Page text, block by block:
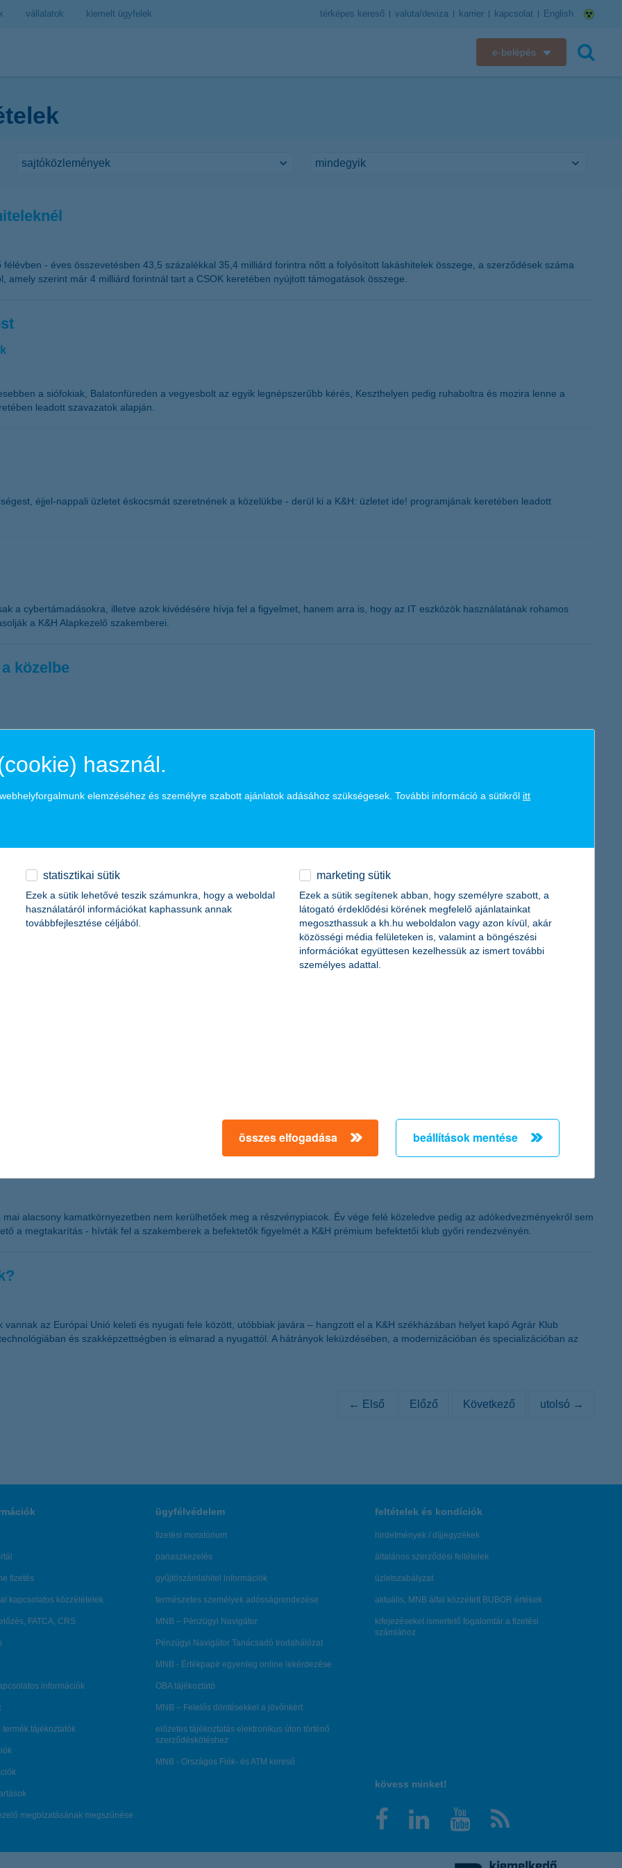
vállalatok kiemelt ügyfelek térképes kereső valuta/deviza karrier kapcsolat English
e-belépés
- éves összevetésben 43,5 százalékkal 35,4 milliárd forintra nőtt a folyósított lakáshitelek összege, a szerződések száma
szerint már 4 milliárd forintnál tart a CSOK keretében nyújtott támogatások összege.
a siófokiak, Balatonfüreden a vegyesbolt az egyik legnépszerűbb kérés, Keszthelyen pedig ruhaboltra és mozira lenne a
leadott szavazatok alapján.
éjjel-nappali üzletet éskocsmát szeretnének a közelükbe - derül ki a K&H: üzletet ide! programjának keretében leadott
a cybertámadásokra, illetve azok kivédésére hívja fel a figyelmet, hanem arra is, hogy az IT eszközök használatának rohamos
a K&H Alapkezelő szakemberei.
közelbe
abban bízik, hogy a hazai kis- és közepes vállalkozások inspirációt és támogatást kapnak vállalkozásuk továbbfejlesztéséhez.
a K&H
mellé?
központot a lakóhelyük mellé - derül ki a K&H: üzletet ide! programjának részeredményeiből. A területi eloszlás is roppant
alacsony kamatkörnyezetben nem kerülhetőek meg a részvénypiacok. Év vége felé közeledve pedig az adókedvezményekről sem
a megtakarítás - hívták fel a szakemberek a befektetők figyelmét a K&H prémium befektetői klub győri rendezvényén.
az Európai Unió keleti és nyugati fele között, utóbbiak javára – hangzott el a K&H székházában helyet kapó Agrár Klub
és szakképzettségben is elmarad a nyugattól. A hátrányok leküzdésében, a modernizációban és specializációban az
← Első Előző Következő utolsó →
fizetés
kapcsolatos közzétételek
FATCA, CRS
információk
termék tájékoztatók
megbízatásának megszűnése
ügyfélvédelem
fizetési moratórium
panaszkezelés
gyűjtőszámlahitel információk
természetes személyek adósságrendezése
MNB – Pénzügyi Navigátor
Pénzügyi Navigátor Tanácsadó Irodahálózat
MNB - Értékpapír egyenleg online lekérdezése
OBA tájékoztató
MNB – Felelős döntésekkel a jövőnkért
előzetes tájékoztatás elektronikus úton történő
szerződéskötéshez
MNB - Országos Fiók- és ATM kereső
feltételek és kondíciók
hirdetmények / díjjegyzékek
általános szerződési feltételek
üzletszabályzat
aktuális, MNB által közzétett BUBOR értékek
kifejezéseket ismertető fogalomtár a fizetési
számlához
kövess minket!
használ.
elemzéséhez és személyre szabott ajánlatok adásához szükségesek. További információ a sütikről itt
statisztikai sütik
Ezek a sütik lehetővé teszik számunkra, hogy a weboldal
használatáról információkat kaphassunk annak
továbbfejlesztése céljából.
marketing sütik
Ezek a sütik segítenek abban, hogy személyre szabott, a
látogató érdeklődési körének megfelelő ajánlatainkat
megoszthassuk a kh.hu weboldalon vagy azon kívül, akár
közösségi média felületeken is, valamint a böngészési
információkat együttesen kezelhessük az ismert további
személyes adattal.
összes elfogadása beállítások mentése